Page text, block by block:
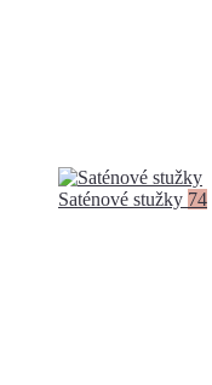
Saténové stužky 74